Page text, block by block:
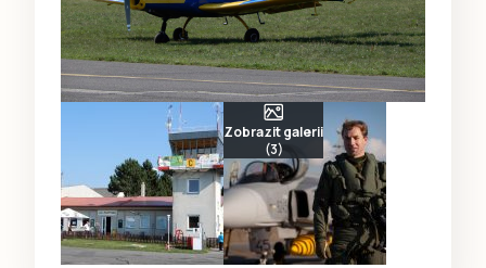
Zobrazit galerii
(3)